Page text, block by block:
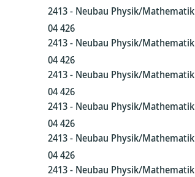
2413 - Neubau Physik/Mathematik
04 426
2413 - Neubau Physik/Mathematik
04 426
2413 - Neubau Physik/Mathematik
04 426
2413 - Neubau Physik/Mathematik
04 426
2413 - Neubau Physik/Mathematik
04 426
2413 - Neubau Physik/Mathematik